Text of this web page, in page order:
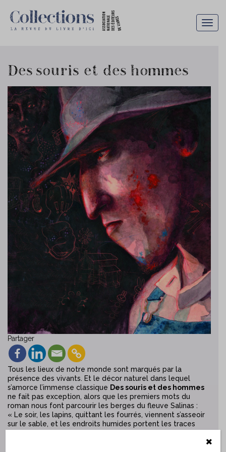
Des souris et des hommes
Partager
Tous les lieux de notre monde sont marqués par la
présence des vivants. Et le décor naturel dans lequel
s’amorce l’immense classique Des souris et des hommes
ne fait pas exception, alors que les premiers mots du
roman nous font parcourir les berges du fleuve Salinas :
« Le soir, les lapins, quittant les fourrés, viennent s’asseoir
sur le sable, et les endroits humides portent les traces